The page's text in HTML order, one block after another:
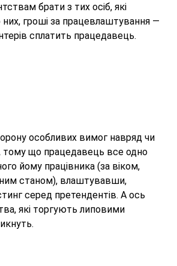
брати з тих осіб, які
гроші за працевлаштування —
сплатить працедавець.
особливих вимог навряд чи
що працедавець все одно
йому працівника (за віком,
станом), влаштувавши,
серед претендентів. А ось
які торгують липовими